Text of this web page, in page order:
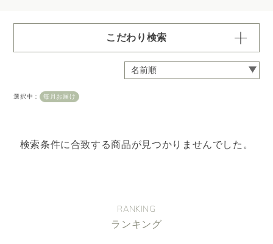
こだわり検索
容量・用途で絞り込む ※一つお選びください
定期 業務用オイル450ml
選択中： 毎月お届け
検索条件に合致する商品が見つかりませんでした。
RANKING
ランキング